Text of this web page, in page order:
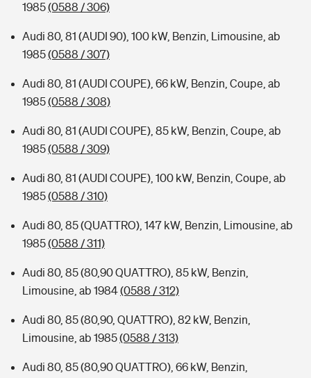
1985(0588 / 306)
Audi 80, 81 (AUDI 90), 100 kW, Benzin, Limousine, ab
1985(0588 / 307)
Audi 80, 81 (AUDI COUPE), 66 kW, Benzin, Coupe, ab
1985(0588 / 308)
Audi 80, 81 (AUDI COUPE), 85 kW, Benzin, Coupe, ab
1985(0588 / 309)
Audi 80, 81 (AUDI COUPE), 100 kW, Benzin, Coupe, ab
1985(0588 / 310)
Audi 80, 85 (QUATTRO), 147 kW, Benzin, Limousine, ab
1985(0588 / 311)
Audi 80, 85 (80,90 QUATTRO), 85 kW, Benzin,
Limousine, ab 1984(0588 / 312)
Audi 80, 85 (80,90, QUATTRO), 82 kW, Benzin,
Limousine, ab 1985(0588 / 313)
Audi 80, 85 (80,90 QUATTRO), 66 kW, Benzin,